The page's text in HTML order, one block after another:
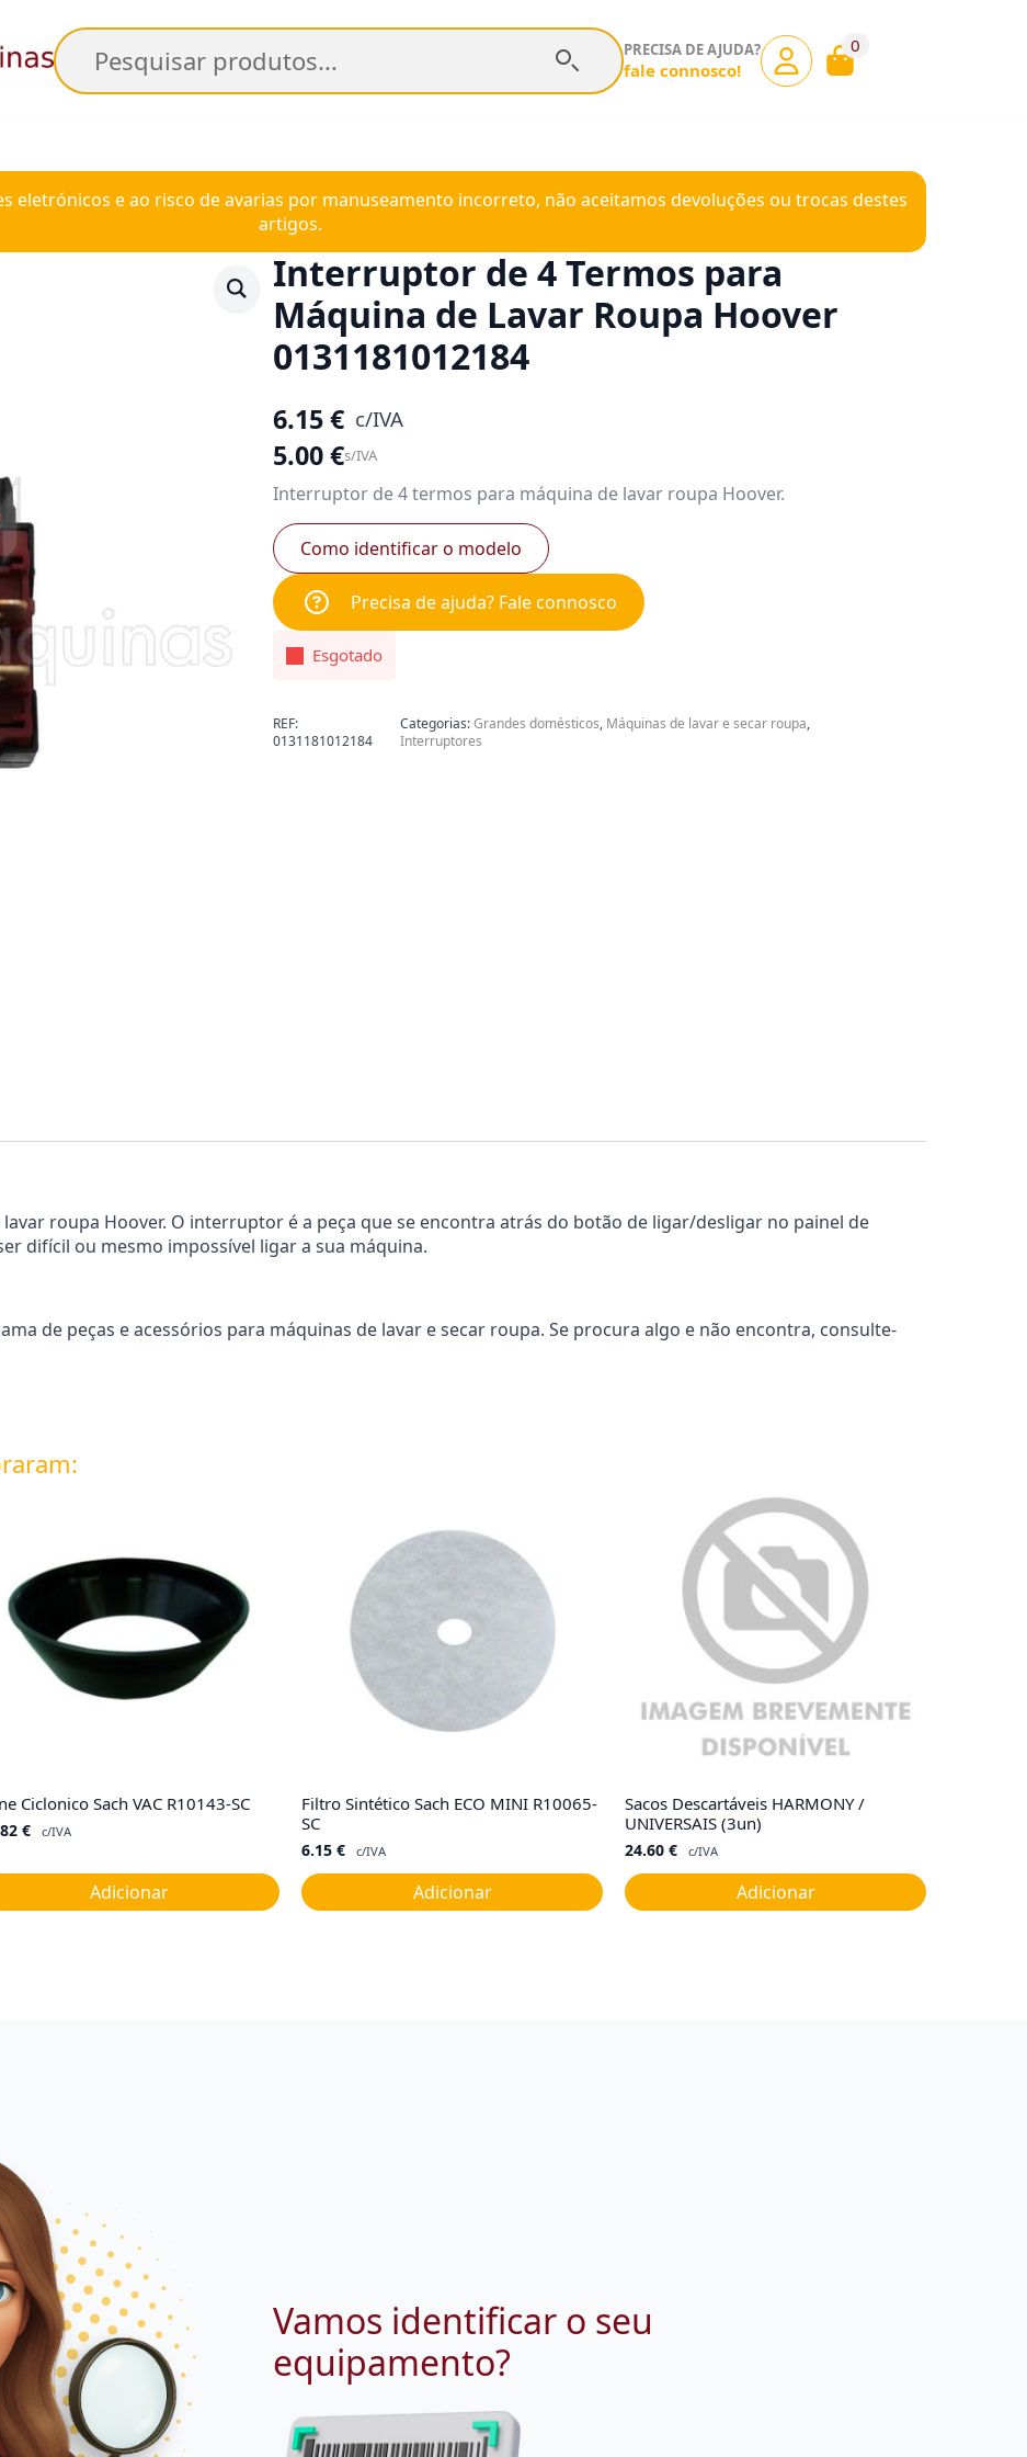
Pesquisar PRECISA DE AJUDA?
fale connosco!
0
eletrónicos e ao risco de avarias por manuseamento incorreto, não aceitamos devoluções ou trocas destes
artigos.
Interruptor de 4 Termos para
Máquina de Lavar Roupa Hoover
0131181012184
6.15€ c/IVA
5.00€s/IVA
Interruptor de 4 termos para máquina de lavar roupa Hoover.
Como identificar o modelo
Precisa de ajuda? Fale connosco
Esgotado
REF:
0131181012184
Categorias:Grandes domésticos, Máquinas de lavar e secar roupa,
Interruptores
roupa Hoover. O interruptor é a peça que se encontra atrás do botão de ligar/desligar no painel de
difícil ou mesmo impossível ligar a sua máquina.
de peças e acessórios para máquinas de lavar e secar roupa. Se procura algo e não encontra, consulte-
Ciclonico Sach VAC R10143-SC
€ c/IVA
Adicionar
Filtro Sintético Sach ECO MINI R10065-
SC
6.15 € c/IVA
Adicionar
Sacos Descartáveis HARMONY /
UNIVERSAIS (3un)
24.60 € c/IVA
Adicionar
Vamos identificar o seu
equipamento?